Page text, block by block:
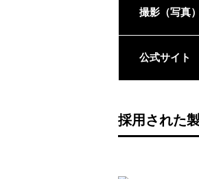
撮影（写真）
公式サイト
採用された